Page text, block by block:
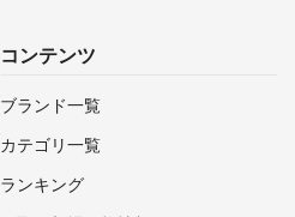
コンテンツ
ブランド一覧
カテゴリ一覧
ランキング